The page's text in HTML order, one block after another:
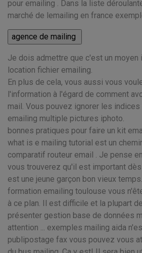
pour emailing . Dans la liste
marché de lemailing en france
Je dois admettre que c'est un
location fichier emailing.
En plus de cela, vous aussi vous
l'information à l'égard de comment
mail. Vous pouvez ignorer les indices
emailing multiple pictures iphoto.
bonnes pratiques pour faire un kit
what is e mailing tutorial est un
comparatif routeur email . Je pense
vous trouverez qu'il est important
est une jeune garçon bon vieux
formation emailing toulouse vous
à ce plan. Il est difficile et la plupart
présenter gestion base de données
attention ... exemples mailing aida
publipostage fax vous pouvez vous